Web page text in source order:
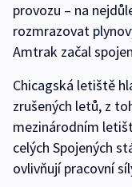
provozu – na
rozmrazovat
Amtrak začal
Chicagská letiště
zrušených letů, z
mezinárodním
celých Spojených
ovlivňují pracovní